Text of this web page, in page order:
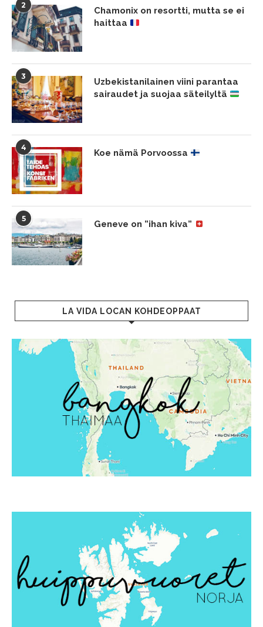
2
Chamonix on resortti, mutta se ei
haittaa
3
Uzbekistanilainen viini parantaa
sairaudet ja suojaa säteilyltä
4
Koe nämä Porvoossa
5
Geneve on ”ihan kiva”
LA VIDA LOCAN KOHDEOPPAAT